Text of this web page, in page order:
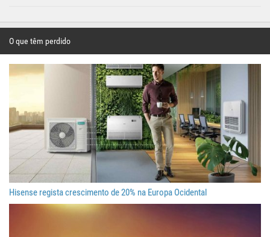
O que têm perdido
Hisense regista crescimento de 20% na Europa Ocidental